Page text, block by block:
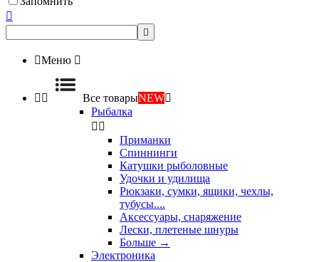


Меню 
  Все товарыNEW
Рыбалка
 
Приманки
Спиннинги
Катушки рыболовные
Удочки и удилища
Рюкзаки, сумки, ящики, чехлы,
тубусы....
Аксессуары, снаряжение
Лески, плетеные шнуры
Больше →
Электроника